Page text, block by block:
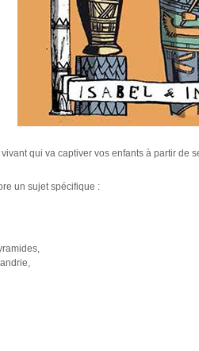
qui va captiver vos enfants à partir de
un sujet spécifique :